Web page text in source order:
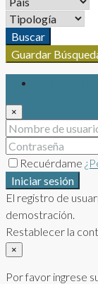
Buscar
Guardar
×
Recuérdame
Iniciar sesión
El registro de
demostración.
Restablecer la
×
Por favor ingrese